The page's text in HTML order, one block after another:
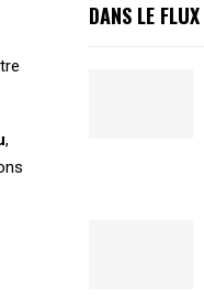
,
DANS LE FLUX